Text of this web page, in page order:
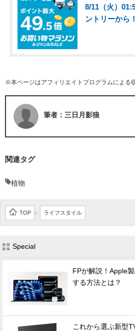
8/11（火）
ントリーから！
※本ページはアフィリエイトプログラムによる
筆者：三日月影狼
関連タグ
植物
TOP > ライフスタイル
Special
FPが解説！Apple
する方法とは？
これから選ぶ新型